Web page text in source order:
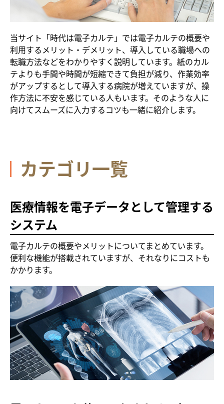
当サイト「時代は電子カルテ」では電子カルテの概要や
利用するメリット・デメリット、導入している職場への
転職方法などをわかりやすく説明しています。紙のカル
テよりも手間や時間が短縮できて負担が減り、作業効率
がアップするとして導入する病院が増えていますが、操
作方法に不安を感じている人もいます。そのような人に
向けてスムーズに入力するコツも一緒に紹介します。
カテゴリ一覧
医療情報を電子データとして管理する
システム
電子カルテの概要やメリットについてまとめています。
便利な機能が搭載されていますが、それなりにコストも
かかります。